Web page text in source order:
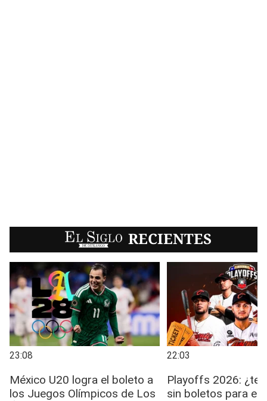
EL SIGLO RECIENTES